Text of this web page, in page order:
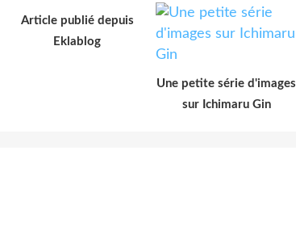
Article publié depuis
Eklablog
Une petite série d'images
sur Ichimaru Gin